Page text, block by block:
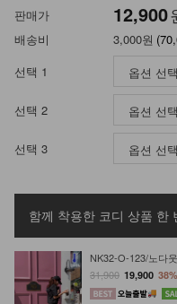
판매가
12,900
배송비 3,000원
선택 1
선택 2
선택 3
함께 착용한 코디 상품 한
NK32-O-123/노다
31,900 19,900 38%